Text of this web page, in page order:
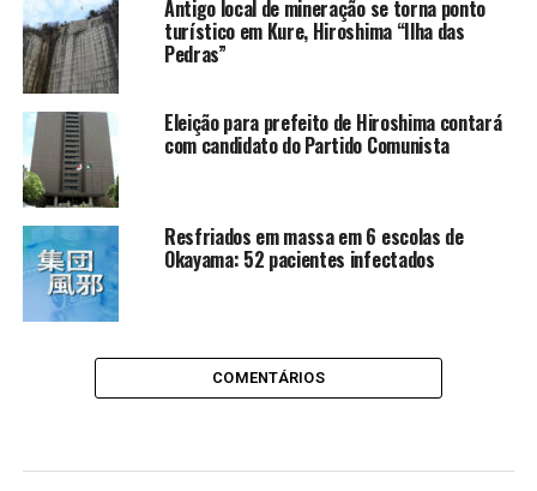
Antigo local de mineração se torna ponto
turístico em Kure, Hiroshima “Ilha das
Pedras”
Eleição para prefeito de Hiroshima contará
com candidato do Partido Comunista
Resfriados em massa em 6 escolas de
Okayama: 52 pacientes infectados
COMENTÁRIOS